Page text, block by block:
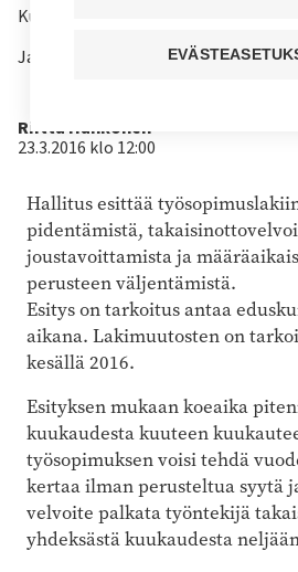
Kuuntele juttu
Jaa sivu
Kirjoittaja
Riitta Hankonen
23.3.2016 klo 12:00
Hallitus esittää
pidentämistä,
joustavoittamista ja
perusteen väljentämistä.
Esitys on tarkoitus antaa
aikana. Lakimuutosten on
kesällä 2016.
Esityksen mukaan koeaika
kuukaudesta kuuteen
työsopimuksen voisi tehdä
kertaa ilman perusteltua syytä
velvoite palkata työntekijä
yhdeksästä kuukaudesta